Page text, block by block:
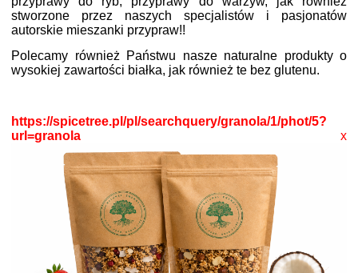
stworzone przez naszych specjalistów i pasjonatów
autorskie mieszanki przypraw!!
Polecamy również Państwu nasze naturalne produkty o
wysokiej zawartości białka, jak również te bez glutenu.
https://spicetree.pl/pl/searchquery/granola/1/phot/5?
url=granola x